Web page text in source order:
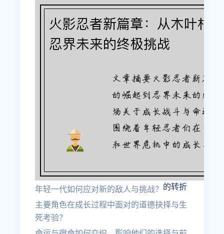
年轻一代如何应对新的敌人与挑战？ 的转折
主要角色在成长过程中面对的道德抉择与生
死考验？